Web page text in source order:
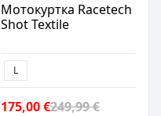
Мотокуртка Racetech
Shot Textile
L
175,00 €249,99 €